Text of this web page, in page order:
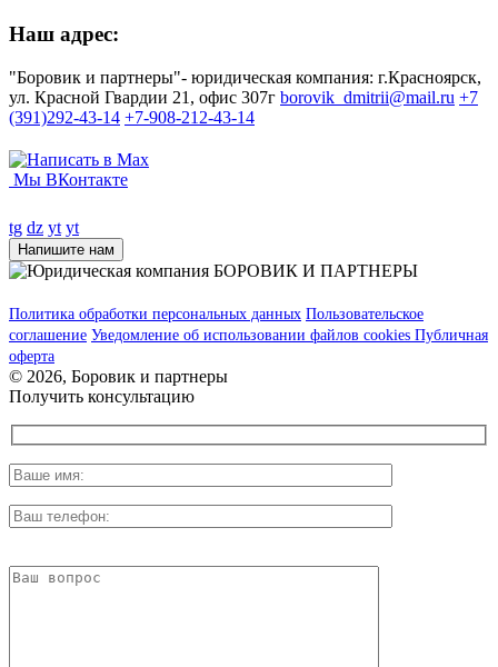
Наш адрес:
"Боровик и партнеры"- юридическая компания: г.Красноярск,
ул. Красной Гвардии 21, офис 307г borovik_dmitrii@mail.ru +7
(391)292-43-14 +7-908-212-43-14
Мы ВКонтакте
tg dz yt yt
Напишите нам
Политика обработки персональных данных Пользовательское
соглашение Уведомление об использовании файлов cookies Публичная
оферта
© 2026, Боровик и партнеры
Получить консультацию